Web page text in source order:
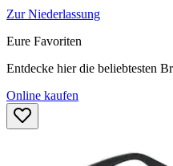
Zur Niederlassung
Eure Favoriten
Entdecke hier die beliebtesten
Online kaufen